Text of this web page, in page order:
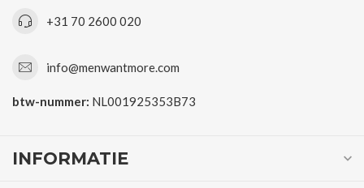
+31 70 2600 020
info@menwantmore.com
btw-nummer: NL001925353B73
INFORMATIE